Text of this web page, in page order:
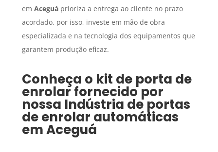
em Aceguáprioriza a entrega ao cliente no prazo
acordado, por isso, investe em mão de obra
especializada e na tecnologia dos equipamentos que
garantem produção eficaz.
Conheça o kit de porta de
enrolar fornecido por
nossa Indústria de portas
de enrolar automáticas
emAceguá